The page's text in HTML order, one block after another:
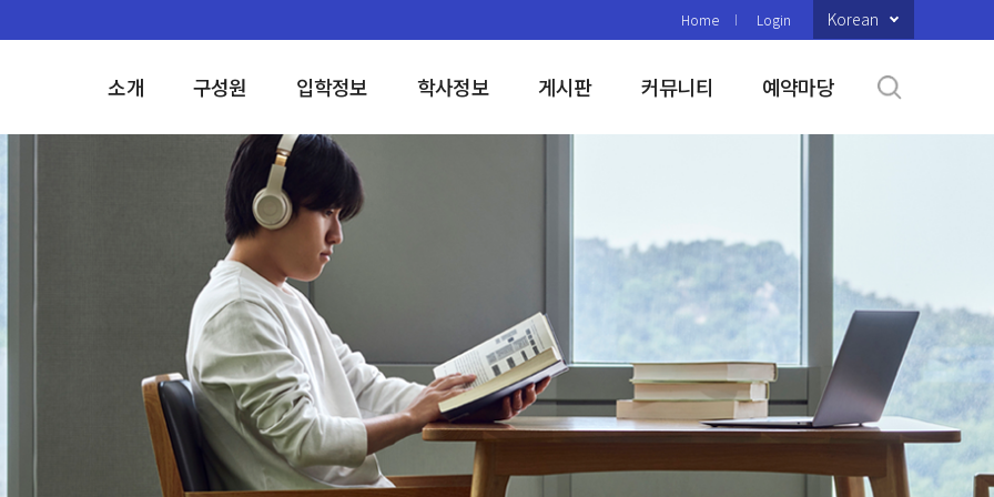
Home Login Korean
소개 구성원 입학정보 학사정보 게시판 커뮤니티 예약마당